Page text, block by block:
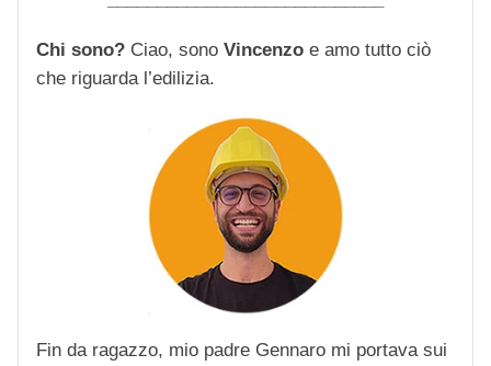
Chi sono? Ciao, sono Vincenzo e amo tutto ciò
che riguarda l’edilizia.
Fin da ragazzo, mio padre Gennaro mi portava sui